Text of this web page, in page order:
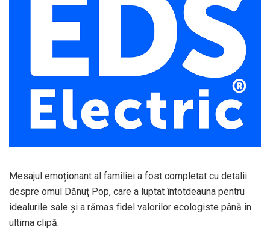
Mesajul emoționant al familiei a fost completat cu detalii
despre omul Dănuț Pop, care a luptat întotdeauna pentru
idealurile sale și a rămas fidel valorilor ecologiste până în
ultima clipă.